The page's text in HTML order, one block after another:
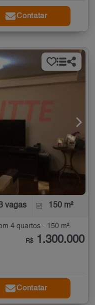
Contatar
vagas 150 m²
4 quartos - 150 m²
R$ 1.300.000
Contatar